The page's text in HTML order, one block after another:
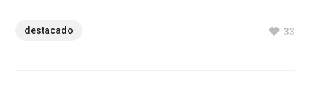
destacado 33